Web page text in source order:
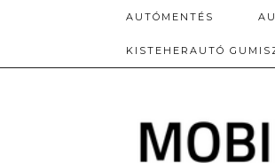
AUTÓMENTÉS
KISTEHERAUTÓ